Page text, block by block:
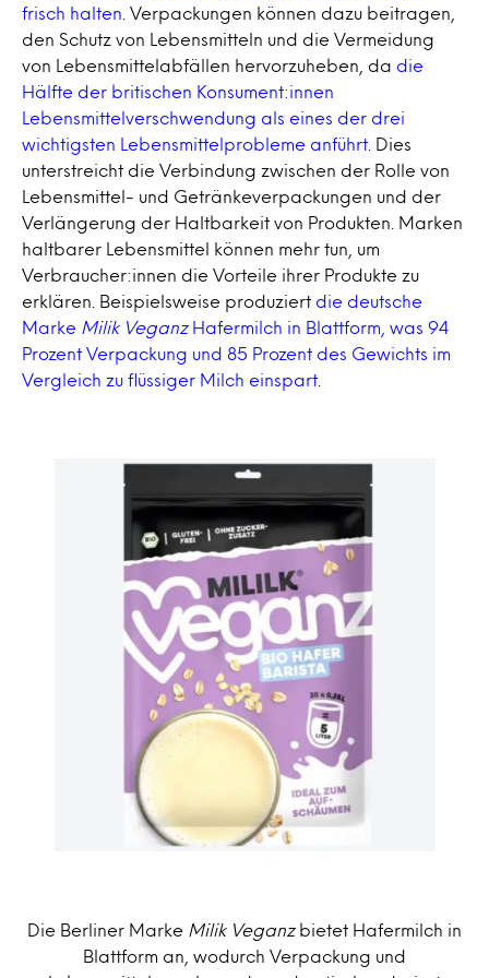
frisch halten . Verpackungen können dazu beitragen,
den Schutz von Lebensmitteln und die Vermeidung
von Lebensmittelabfällen hervorzuheben, da die
Hälfte der britischen Konsument:innen
Lebensmittelverschwendung als eines der drei
wichtigsten Lebensmittelprobleme anführt . Dies
unterstreicht die Verbindung zwischen der Rolle von
Lebensmittel- und Getränkeverpackungen und der
Verlängerung der Haltbarkeit von Produkten. Marken
haltbarer Lebensmittel können mehr tun, um
Verbraucher:innen die Vorteile ihrer Produkte zu
erklären. Beispielsweise produziert die deutsche
Marke Milik VeganzHafermilch in Blattform, was 94
Prozent Verpackung und 85 Prozent des Gewichts im
Vergleich zu flüssiger Milch einspart
Die Berliner Marke Milik Veganzbietet Hafermilch in
Blattform an, wodurch Verpackung und